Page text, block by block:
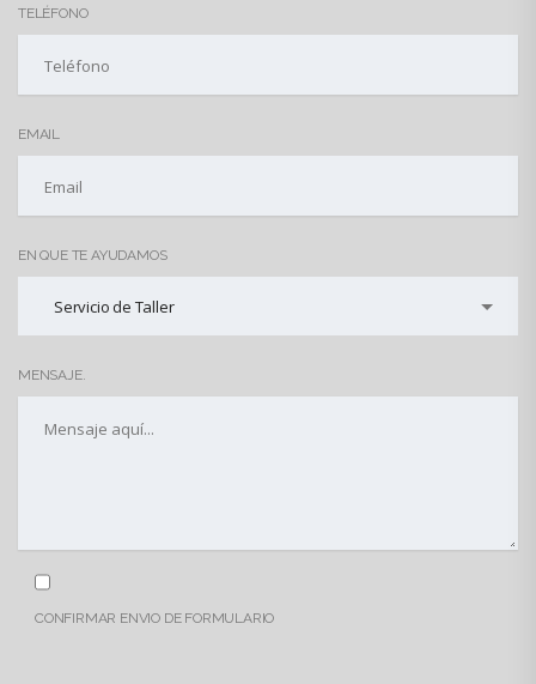
TELÉFONO
EMAIL
EN QUE TE AYUDAMOS
Servicio de Taller
MENSAJE.
CONFIRMAR ENVIO DE FORMULARIO